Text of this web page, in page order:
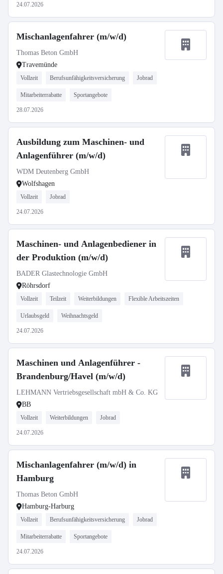
24.07.2026
Mischanlagenfahrer (m/w/d)
Thomas Beton GmbH
Travemünde
Vollzeit Berufsunfähigkeitsversicherung Jobrad
Mitarbeiterrabatte Sportangebote
28.07.2026
Ausbildung zum Maschinen- und
Anlagenführer (m/w/d)
WDM Deutenberg GmbH
Wolfshagen
Vollzeit Jobrad
24.07.2026
Maschinen- und Anlagenbediener in
der Produktion (m/w/d)
BADER Glastechnologie GmbH
Röhrsdorf
Vollzeit Teilzeit Weiterbildungen Flexible Arbeitszeiten
Urlaubsgeld Weihnachtsgeld
24.07.2026
Maschinen und Anlagenführer -
Brandenburg/Havel (m/w/d)
LEHMANN Vertriebsgesellschaft mbH & Co. KG
BB
Vollzeit Weiterbildungen Jobrad
24.07.2026
Mischanlagenfahrer (m/w/d) in
Hamburg
Thomas Beton GmbH
Hamburg-Harburg
Vollzeit Berufsunfähigkeitsversicherung Jobrad
Mitarbeiterrabatte Sportangebote
24.07.2026